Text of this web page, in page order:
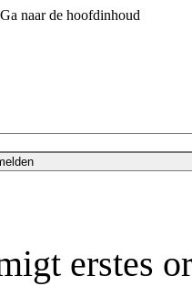
Ga naar de hoofdinhoud
erstes